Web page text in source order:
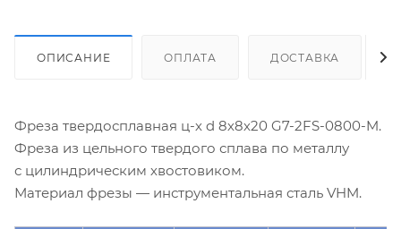
ОПИСАНИЕ ОПЛАТА ДОСТАВКА
Фреза твердосплавная ц-х d 8х8х20 G7-2FS-0800-M.
Фреза из цельного твердого сплава по металлу
с цилиндрическим хвостовиком.
Материал фрезы — инструментальная сталь VHM.